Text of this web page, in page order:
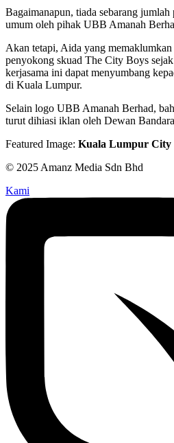
Bagaimanapun, tiada sebarang
umum oleh pihak UBB Amanah
Akan tetapi, Aida yang
penyokong skuad The City Boys
kerjasama ini dapat menyumbang
di Kuala Lumpur.
Selain logo UBB Amanah Berhad,
turut dihiasi iklan oleh Dewan
Featured Image: Kuala Lumpur City
© 2025 Amanz Media Sdn Bhd
Kami